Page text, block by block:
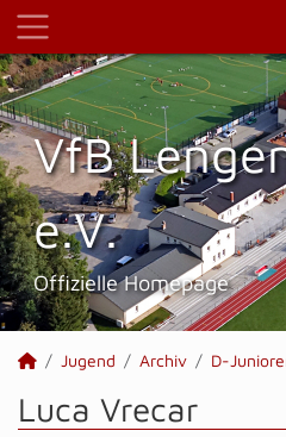
VfB
e.V.
Offizielle Homepage
Jugend Archiv D-
Luca Vrecar